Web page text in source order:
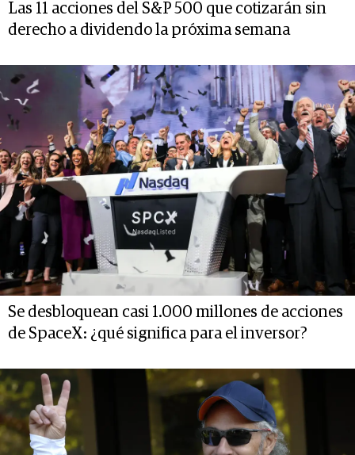
Las 11 acciones del S&P 500 que cotizarán sin
derecho a dividendo la próxima semana
Se desbloquean casi 1.000 millones de acciones
de SpaceX: ¿qué significa para el inversor?